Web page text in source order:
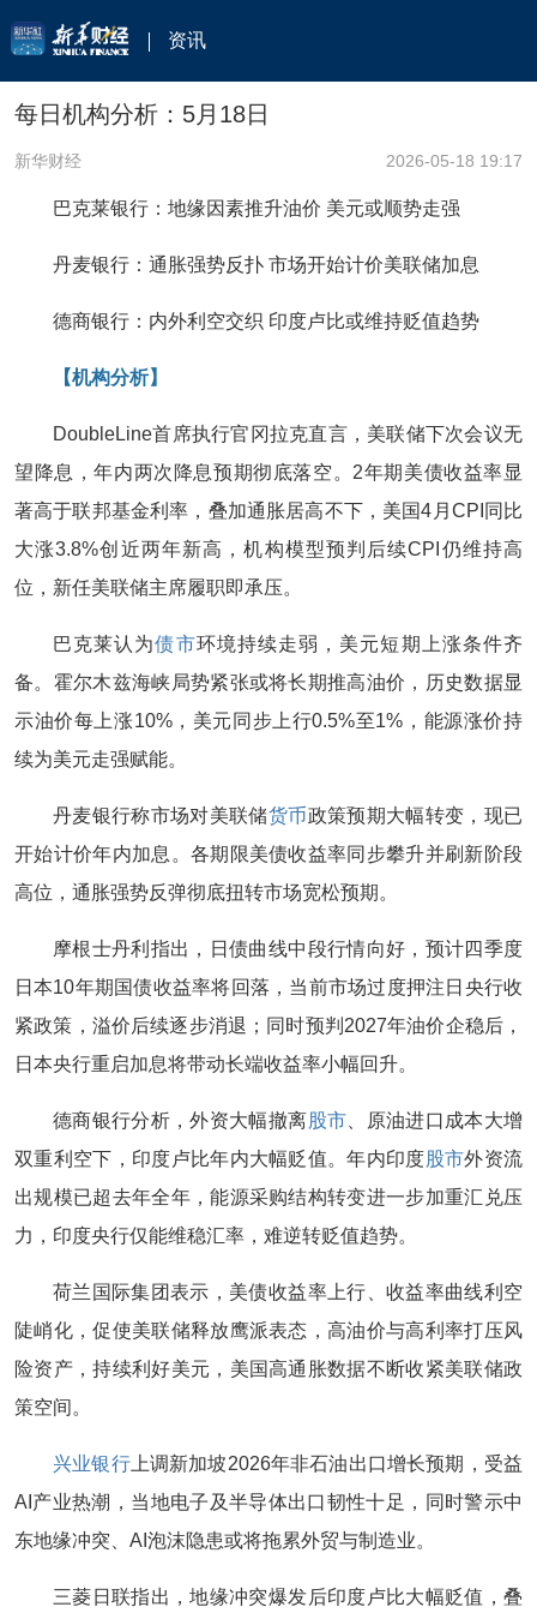
资讯
每日机构分析：5月18日
新华财经 2026-05-18 19:17
巴克莱银行：地缘因素推升油价 美元或顺势走强
丹麦银行：通胀强势反扑 市场开始计价美联储加息
德商银行：内外利空交织 印度卢比或维持贬值趋势
【机构分析】
DoubleLine首席执行官冈拉克直言，美联储下次会议无
望降息，年内两次降息预期彻底落空。2年期美债收益率显
著高于联邦基金利率，叠加通胀居高不下，美国4月CPI同比
大涨3.8%创近两年新高，机构模型预判后续CPI仍维持高
位，新任美联储主席履职即承压。
巴克莱认为债市环境持续走弱，美元短期上涨条件齐
备。霍尔木兹海峡局势紧张或将长期推高油价，历史数据显
示油价每上涨10%，美元同步上行0.5%至1%，能源涨价持
续为美元走强赋能。
丹麦银行称市场对美联储货币政策预期大幅转变，现已
开始计价年内加息。各期限美债收益率同步攀升并刷新阶段
高位，通胀强势反弹彻底扭转市场宽松预期。
摩根士丹利指出，日债曲线中段行情向好，预计四季度
日本10年期国债收益率将回落，当前市场过度押注日央行收
紧政策，溢价后续逐步消退；同时预判2027年油价企稳后，
日本央行重启加息将带动长端收益率小幅回升。
德商银行分析，外资大幅撤离 股市 、原油进口成本大增
双重利空下，印度卢比年内大幅贬值。年内印度 股市外资流
出规模已超去年全年，能源采购结构转变进一步加重汇兑压
力，印度央行仅能维稳汇率，难逆转贬值趋势。
荷兰国际集团表示，美债收益率上行、收益率曲线利空
陡峭化，促使美联储释放鹰派表态，高油价与高利率打压风
险资产，持续利好美元，美国高通胀数据不断收紧美联储政
策空间。
兴业银行上调新加坡2026年非石油出口增长预期，受益
AI产业热潮，当地电子及半导体出口韧性十足，同时警示中
东地缘冲突、AI泡沫隐患或将拖累外贸与制造业。
三菱日联指出，地缘冲突爆发后印度卢比大幅贬值，叠